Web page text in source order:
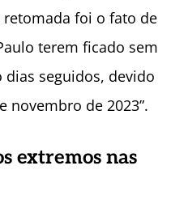
foi o fato de
terem ficado sem
seguidos, devido
novembro de 2023”.
extremos nas